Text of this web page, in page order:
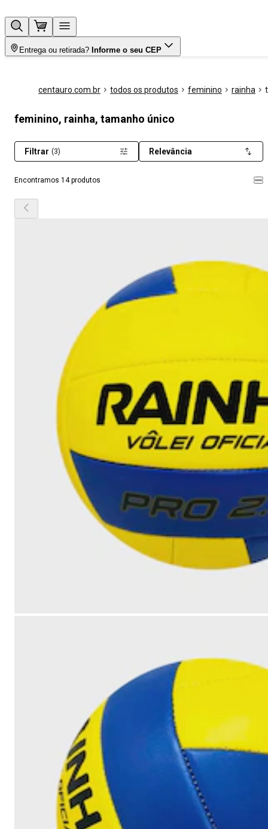
Entrega ou retirada? Informe o seu CEP
centauro.com.br todos os produtos feminino rainha
feminino, rainha, tamanho único
Encontramos 14 produtos
Filtrar (3) Relevância